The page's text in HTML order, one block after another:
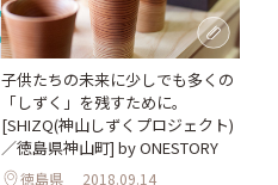
子供たちの未来に少しでも多くの
「しずく」を残すために。
[SHIZQ(神山しずくプロジェクト)
／徳島県神山町] by ONESTORY
徳島県 2018.09.14